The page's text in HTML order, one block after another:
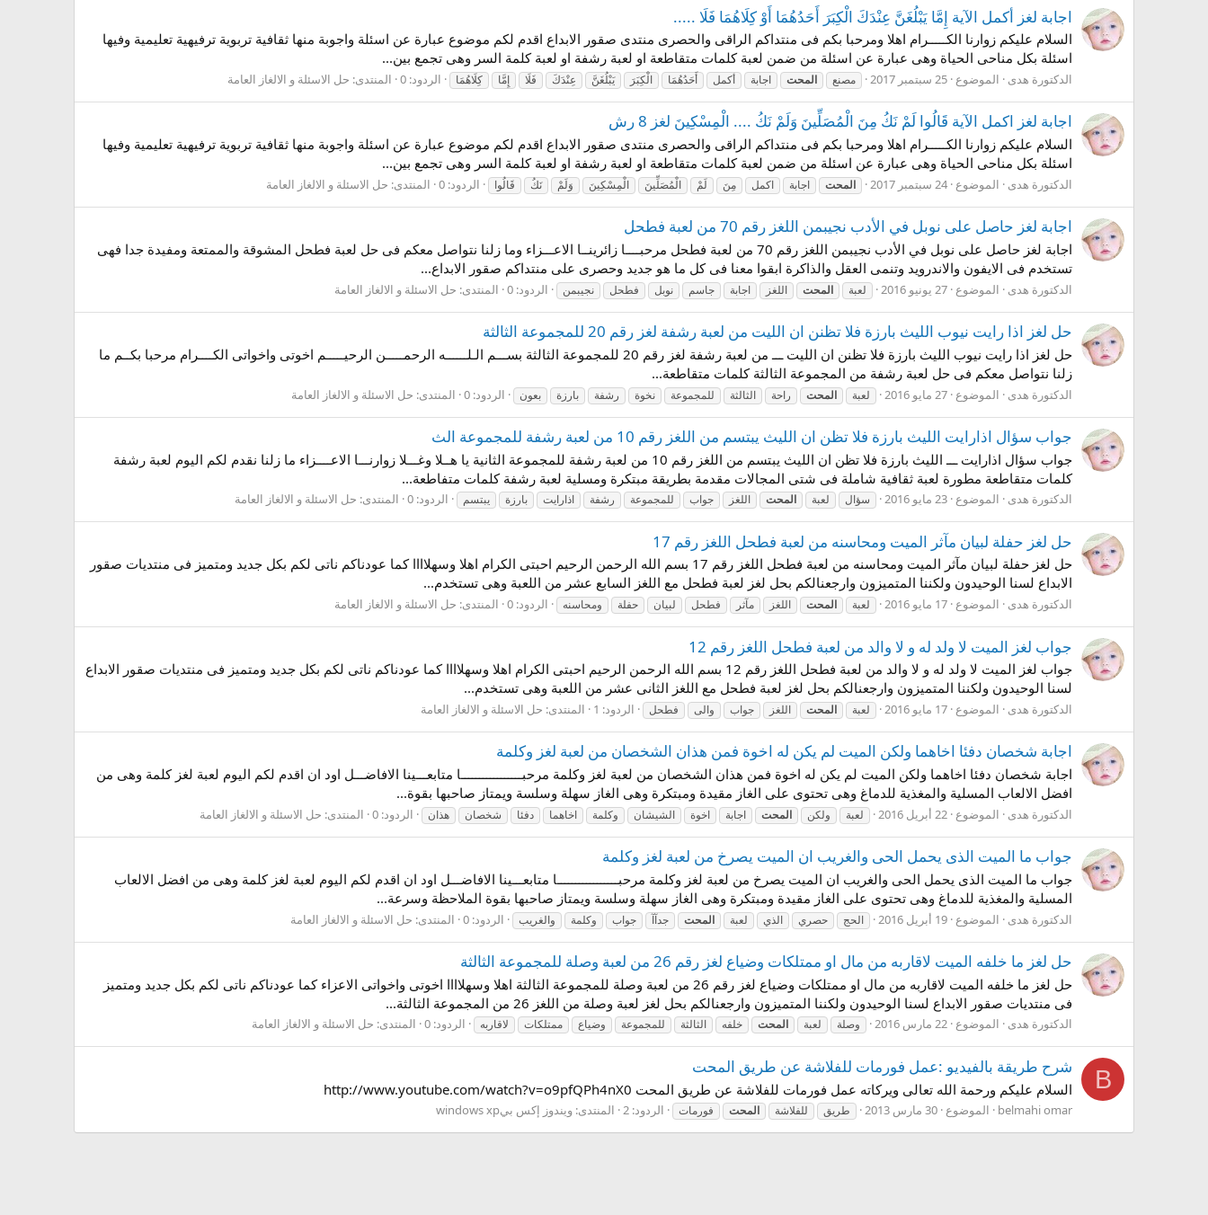
اجابة لغز أكمل الآية إِمَّا يَبْلُغَنَّ عِنْدَكَ الْكِبَرَ أَحَدُهُمَا أَوْ كِلَاهُمَا فَلَا .....
السلام عليكم زوارنا الكـــــرام اهلا ومرحبا بكم فى منتداكم الراقى والحصرى منتدى صقور الابداع اقدم لكم موضوع عبارة عن اسئلة واجوبة منها ثقافية تربوية ترفيهية تعليمية وفيها
اسئلة بكل مناحى الحياة وهى عبارة عن اسئلة من ضمن لعبة كلمات متقاطعة او لعبة رشفة او لعبة كلمة السر وهى تجمع بين...
الدكتورة هدى الموضوع 25 سبتمبر 2017 مصنع المحت اجابة أكمل أَحَدُهُمَا الْكِبَرَ يَبْلُغَنَّ عِنْدَكَ فَلَا إِمَّا كِلَاهُمَا الردود: 0 المنتدى: حل الاسئلة و الالغاز العامة
اجابة لغز اكمل الآية قَالُوا لَمْ نَكُ مِنَ الْمُصَلِّينَ وَلَمْ نَكُ .... الْمِسْكِينَ لغز 8 رش
السلام عليكم زوارنا الكـــــرام اهلا ومرحبا بكم فى منتداكم الراقى والحصرى منتدى صقور الابداع اقدم لكم موضوع عبارة عن اسئلة واجوبة منها ثقافية تربوية ترفيهية تعليمية وفيها
اسئلة بكل مناحى الحياة وهى عبارة عن اسئلة من ضمن لعبة كلمات متقاطعة او لعبة رشفة او لعبة كلمة السر وهى تجمع بين...
الدكتورة هدى الموضوع 24 سبتمبر 2017 المحت اجابة اكمل مِنَ لَمْ الْمُصَلِّينَ الْمِسْكِينَ وَلَمْ نَكُ قَالُوا الردود: 0 المنتدى: حل الاسئلة و الالغاز العامة
اجابة لغز حاصل على نوبل في الأدب نجيبمن اللغز رقم 70 من لعبة فطحل
اجابة لغز حاصل على نوبل في الأدب نجيبمن اللغز رقم 70 من لعبة فطحل مرحبــــا زائرينــا الاعـــزاء وما زلنا نتواصل معكم فى حل لعبة فطحل المشوقة والممتعة ومفيدة جدا فهى
تستخدم فى الايفون والاندرويد وتنمى العقل والذاكرة ابقوا معنا فى كل ما هو جديد وحصرى على منتداكم صقور الابداع...
الدكتورة هدى الموضوع 27 يونيو 2016 لعبة المحت اللغز اجابة جاسم نوبل فطحل نجيبمن الردود: 0 المنتدى: حل الاسئلة و الالغاز العامة
حل لغز اذا رايت نيوب الليث بارزة فلا تظنن ان الليت من لعبة رشفة لغز رقم 20 للمجموعة الثالثة
حل لغز اذا رايت نيوب الليث بارزة فلا تظنن ان الليت ـــ من لعبة رشفة لغز رقم 20 للمجموعة الثالثة بســـم الـلــــــه الرحمـــــن الرحيـــــم اخوتى واخواتى الكــــرام مرحبا بكــم ما
زلنا نتواصل معكم فى حل لعبة رشفة من المجموعة الثالثة كلمات متقاطعة...
الدكتورة هدى الموضوع 27 مايو 2016 لعبة المحت راحة الثالثة للمجموعة نخوة رشفة بارزة بعون الردود: 0 المنتدى: حل الاسئلة و الالغاز العامة
جواب سؤال اذارايت الليث بارزة فلا تظن ان الليث يبتسم من اللغز رقم 10 من لعبة رشفة للمجموعة الث
جواب سؤال اذارايت ـــ الليث بارزة فلا تظن ان الليث يبتسم من اللغز رقم 10 من لعبة رشفة للمجموعة الثانية يا هــلا وغـــلا زوارنـــا الاعــــزاء ما زلنا نقدم لكم اليوم لعبة رشفة
كلمات متقاطعة مطورة لعبة ثقافية شاملة فى شتى المجالات مقدمة بطريقة مبتكرة ومسلية لعبة رشفة كلمات متفاطعة...
الدكتورة هدى الموضوع 23 مايو 2016 سؤال لعبة المحت اللغز جواب للمجموعة رشفة اذارايت بارزة يبتسم الردود: 0 المنتدى: حل الاسئلة و الالغاز العامة
حل لغز حفلة لبيان مآثر الميت ومحاسنه من لعبة فطحل اللغز رقم 17
حل لغز حفلة لبيان مآثر الميت ومحاسنه من لعبة فطحل اللغز رقم 17 بسم الله الرحمن الرحيم احبتى الكرام اهلا وسهلاااا كما عودناكم ناتى لكم بكل جديد ومتميز فى منتديات صقور
الابداع لسنا الوحيدون ولكننا المتميزون وارجعنالكم بحل لغز لعبة فطحل مع اللغز السابع عشر من اللعبة وهى تستخدم...
الدكتورة هدى الموضوع 17 مايو 2016 لعبة المحت اللغز مآثر فطحل لبيان حفلة ومحاسنه الردود: 0 المنتدى: حل الاسئلة و الالغاز العامة
جواب لغز الميت لا ولد له و لا والد من لعبة فطحل اللغز رقم 12
جواب لغز الميت لا ولد له و لا والد من لعبة فطحل اللغز رقم 12 بسم الله الرحمن الرحيم احبتى الكرام اهلا وسهلاااا كما عودناكم ناتى لكم بكل جديد ومتميز فى منتديات صقور الابداع
لسنا الوحيدون ولكننا المتميزون وارجعنالكم بحل لغز لعبة فطحل مع اللغز الثانى عشر من اللعبة وهى تستخدم...
الدكتورة هدى الموضوع 17 مايو 2016 لعبة المحت اللغز جواب والى فطحل الردود: 1 المنتدى: حل الاسئلة و الالغاز العامة
اجابة شخصان دفئا اخاهما ولكن الميت لم يكن له اخوة فمن هذان الشخصان من لعبة لغز وكلمة
اجابة شخصان دفئا اخاهما ولكن الميت لم يكن له اخوة فمن هذان الشخصان من لعبة لغز وكلمة مرحبـــــــــــــــــا متابعـــينا الافاضـــل اود ان اقدم لكم اليوم لعبة لغز كلمة وهى من
افضل الالعاب المسلية والمغذية للدماغ وهى تحتوى على الغاز مقيدة ومبتكرة وهى الغاز سهلة وسلسة ويمتاز صاحبها بقوة...
الدكتورة هدى الموضوع 22 أبريل 2016 لعبة ولكن المحت اجابة اخوة الشيشان وكلمة اخاهما دفئا شخصان هذان الردود: 0 المنتدى: حل الاسئلة و الالغاز العامة
جواب ما الميت الذى يحمل الحى والغريب ان الميت يصرخ من لعبة لغز وكلمة
جواب ما الميت الذى يحمل الحى والغريب ان الميت يصرخ من لعبة لغز وكلمة مرحبـــــــــــــــــا متابعـــينا الافاضـــل اود ان اقدم لكم اليوم لعبة لغز كلمة وهى من افضل الالعاب
المسلية والمغذية للدماغ وهى تحتوى على الغاز مقيدة ومبتكرة وهى الغاز سهلة وسلسة ويمتاز صاحبها بقوة الملاحظة وسرعة...
الدكتورة هدى الموضوع 19 أبريل 2016 الحج حصري الذي لعبة المحت جدآآ جواب وكلمة والغريب الردود: 0 المنتدى: حل الاسئلة و الالغاز العامة
حل لغز ما خلفه الميت لاقاربه من مال او ممتلكات وضياع لغز رقم 26 من لعبة وصلة للمجموعة الثالثة
حل لغز ما خلفه الميت لاقاربه من مال او ممتلكات وضياع لغز رقم 26 من لعبة وصلة للمجموعة الثالثة اهلا وسهلاااا اخوتى واخواتى الاعزاء كما عودناكم ناتى لكم بكل جديد ومتميز
فى منتديات صقور الابداع لسنا الوحيدون ولكننا المتميزون وارجعنالكم بحل لغز لعبة وصلة من اللغز 26 من المجموعة الثالثة...
الدكتورة هدى الموضوع 22 مارس 2016 وصلة لعبة المحت خلفه الثالثة للمجموعة وضياع ممتلكات لاقاربه الردود: 0 المنتدى: حل الاسئلة و الالغاز العامة
B شرح طريقة بالفيديو :عمل فورمات للفلاشة عن طريق المحت
السلام عليكم ورحمة الله تعالى ويركاته عمل فورمات للفلاشة عن طريق المحت http://www.youtube.com/watch?v=o9pfQPh4nX0
belmahi omar الموضوع 30 مارس 2013 طريق للفلاشة المحت فورمات الردود: 2 المنتدى: ويندوز إكس بيwindows xp